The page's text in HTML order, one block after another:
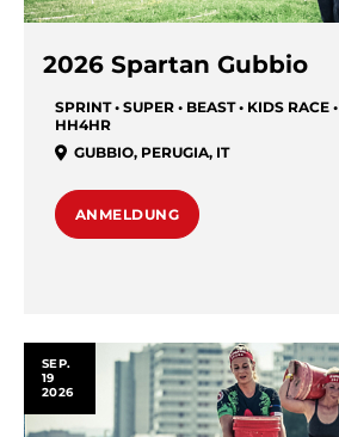
2026 Spartan Gubbio
SPRINT • SUPER • BEAST • KIDS RACE •
HH4HR
GUBBIO, PERUGIA, IT
ANMELDUNG
SEP.
19
2026